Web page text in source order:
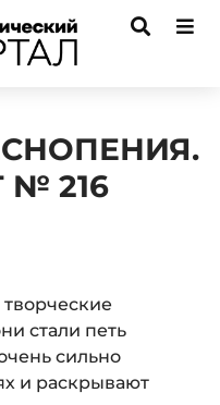
№ 216
стали петь
сильно
и раскрывают